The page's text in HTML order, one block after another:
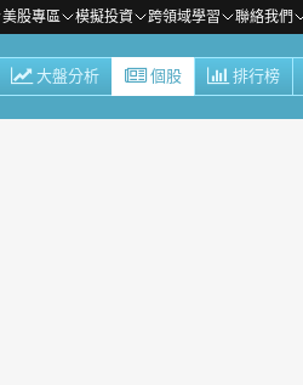
美股專區 模擬投資 跨領域學習 聯絡我們
大盤分析 個股 排行榜